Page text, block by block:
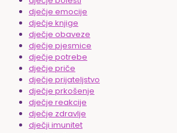
dječje emocije
dječje knjige
dječje obaveze
dječje pjesmice
dječje potrebe
dječje priče
dječje prijateljstvo
dječje prkošenje
dječje reakcije
dječje zdravlje
dječji imunitet